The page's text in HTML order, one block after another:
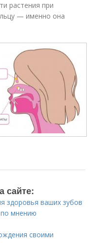
растения при
— именно она
сайте:
здоровья ваших зубов
мнению
своими